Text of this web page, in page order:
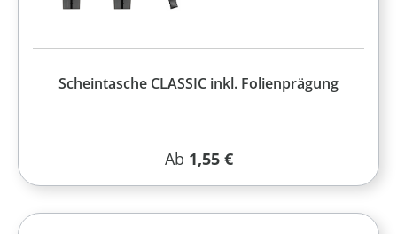
Scheintasche CLASSIC inkl. Folienprägung
Regulärer Preis:
Ab 1,55 €